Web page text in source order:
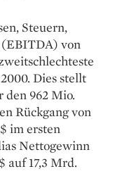
Steuern,
von
Dies stellt
den 962 Mio.
Rückgang von
im ersten
Nettogewinn
auf 17,3 Mrd.